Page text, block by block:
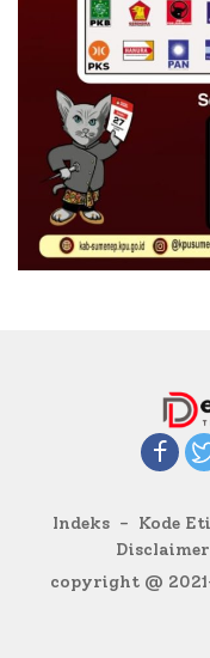
Indeks Kode
Disclaimer
copyright @